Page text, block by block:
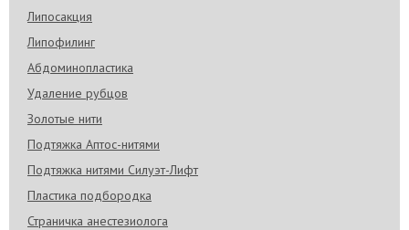
Липосакция
Липофилинг
Абдоминопластика
Удаление рубцов
Золотые нити
Подтяжка Аптос-нитями
Подтяжка нитями Силуэт-Лифт
Пластика подбородка
Страничка анестезиолога